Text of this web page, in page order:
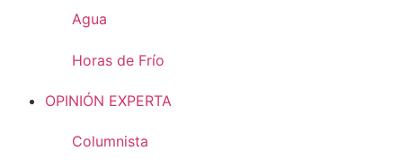
Agua
Horas de Frío
OPINIÓN EXPERTA
Columnista